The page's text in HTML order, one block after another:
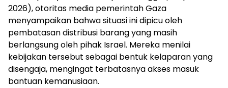
2026), otoritas media pemerintah Gaza
menyampaikan bahwa situasi ini dipicu oleh
pembatasan distribusi barang yang masih
berlangsung oleh pihak Israel. Mereka menilai
kebijakan tersebut sebagai bentuk kelaparan yang
disengaja, mengingat terbatasnya akses masuk
bantuan kemanusiaan.